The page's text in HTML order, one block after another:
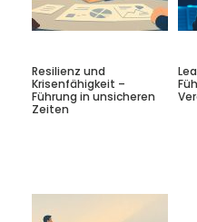
Resilienz und
Krisenfähigkeit –
Führung in unsicheren
Zeiten